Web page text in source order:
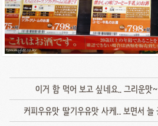
이거 함 먹어 보고 싶네요.. 그리운맛
커피우유맛 딸기우유맛 사케.. 보면서